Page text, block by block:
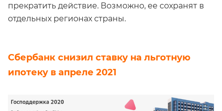
прекратить действие. Возможно, ее сохранят в
отдельных регионах страны.
Сбербанк снизил ставку на льготную
ипотеку в апреле 2021